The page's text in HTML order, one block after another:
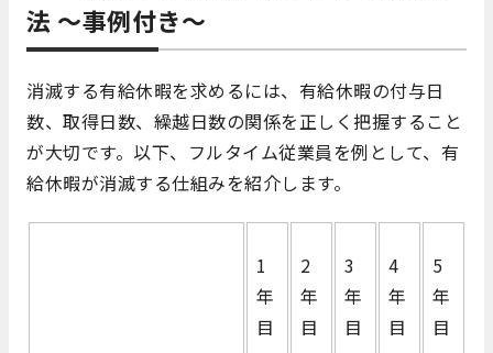
法 ～事例付き～
消滅する有給休暇を求めるには、有給休暇の付与日
数、取得日数、繰越日数の関係を正しく把握すること
が大切です。以下、フルタイム従業員を例として、有
給休暇が消滅する仕組みを紹介します。
1
年
目
2
年
目
3
年
目
4
年
目
5
年
目